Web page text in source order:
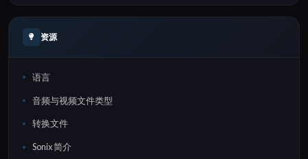
资源
语言
音频与视频文件类型
转换文件
Sonix 简介